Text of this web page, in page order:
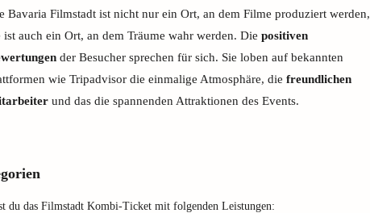
Bavaria Filmstadt ist nicht nur ein Ort, an dem Filme produziert werden,
ist auch ein Ort, an dem Träume wahr werden. Die positiven
der Besucher sprechen für sich. Sie loben auf bekannten
wie Tripadvisor die einmalige Atmosphäre, die freundlichen
und das die spannenden Attraktionen des Events.
du das Filmstadt Kombi-Ticket mit folgenden Leistungen: